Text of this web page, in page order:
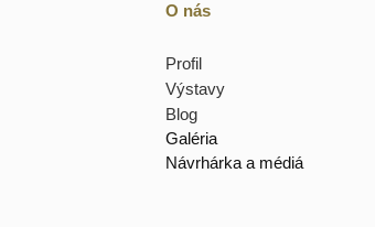
O nás
Profil
Výstavy
Blog
Galéria
Návrhárka a médiá